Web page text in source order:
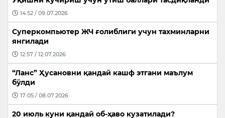
14:52 / 09.07.2026
Суперкомпьютер ЖЧ ғолиблиги учун тахминларни
янгилади
12:57 / 12.07.2026
“Ланс” Ҳусановни қандай кашф этгани маълум
бўлди
17:05 / 08.07.2026
20 июль куни қандай об-ҳаво кузатилади?